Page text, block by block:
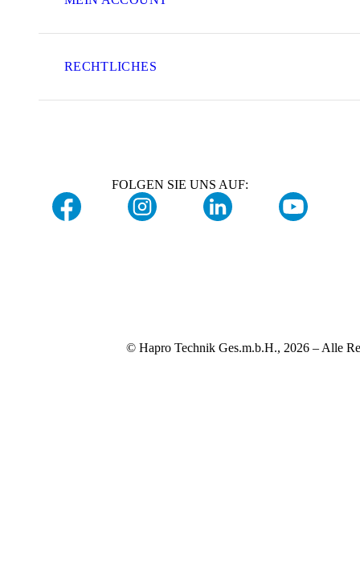
RECHTLICHES
FOLGEN SIE UNS AUF:
© Hapro Technik Ges.m.b.H., 2026 – Alle